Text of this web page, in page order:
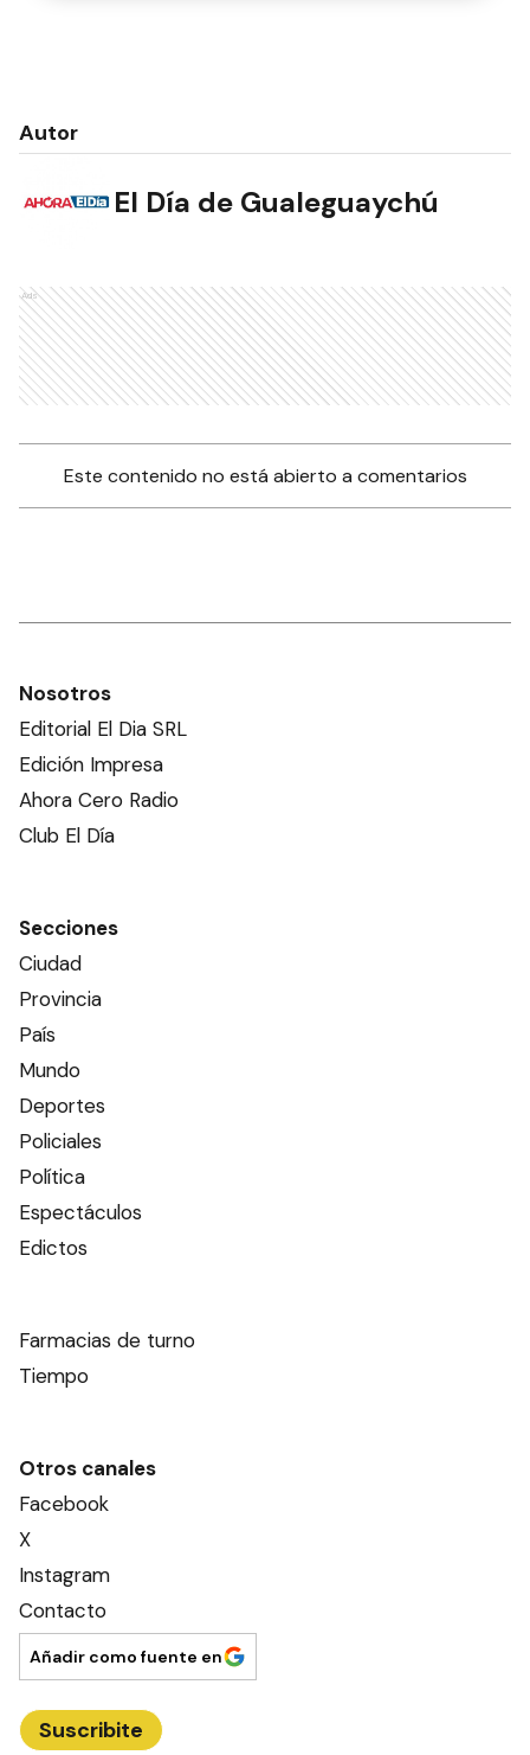
Autor
El Día de Gualeguaychú
Ads
Este contenido no está abierto a comentarios
Nosotros
Editorial El Dia SRL
Edición Impresa
Ahora Cero Radio
Club El Día
Secciones
Ciudad
Provincia
País
Mundo
Deportes
Policiales
Política
Espectáculos
Edictos
Farmacias de turno
Tiempo
Otros canales
Facebook
X
Instagram
Contacto
Añadir como fuente en
Suscribite